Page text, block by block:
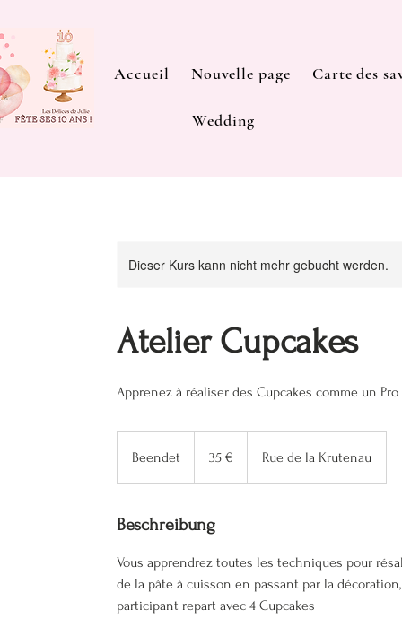
Accueil Nouvelle page Carte des
Wedding
Dieser Kurs kann nicht mehr gebucht werden.
Atelier Cupcakes
Apprenez à réaliser des Cupcakes comme un Pro
Beendet
e
n
e
t
35 € Rue de la Krutenau
Beschreibung
Vous apprendrez toutes les techniques pour
de la pâte à cuisson en passant par la
participant repart avec 4 Cupcakes